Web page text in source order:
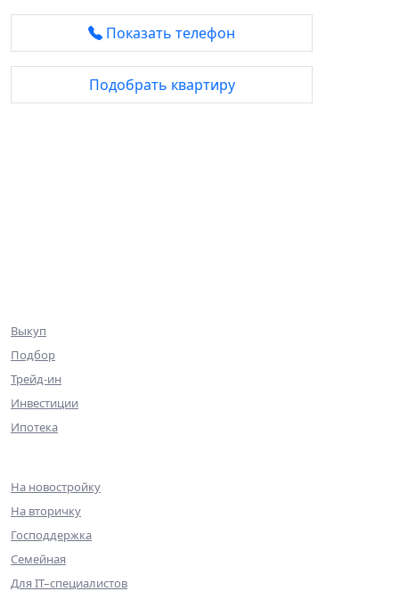
Показать телефон
Подобрать квартиру
Выкуп
Подбор
Трейд-ин
Инвестиции
Ипотека
На новостройку
На вторичку
Господдержка
Семейная
Для IT–специалистов